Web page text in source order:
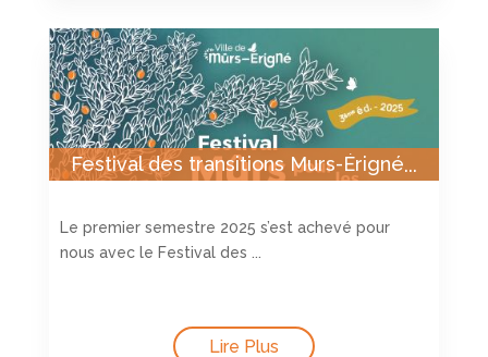
Festival des transitions Murs-Érigné
du 23 au 25 mai
Le premier semestre 2025 s’est achevé pour
nous avec le Festival des ...
Lire Plus